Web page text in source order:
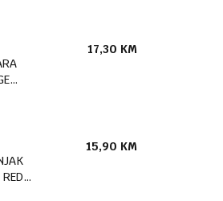
17,30 KM
15,90 KM